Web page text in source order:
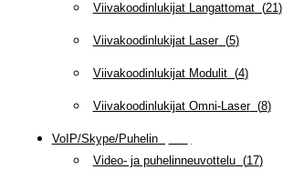
Viivakoodinlukijat Langattomat(21)
Viivakoodinlukijat Laser(5)
Viivakoodinlukijat Modulit(4)
Viivakoodinlukijat Omni-Laser(8)
VoIP/Skype/Puhelin(
Video- ja puhelinneuvottelu(17)